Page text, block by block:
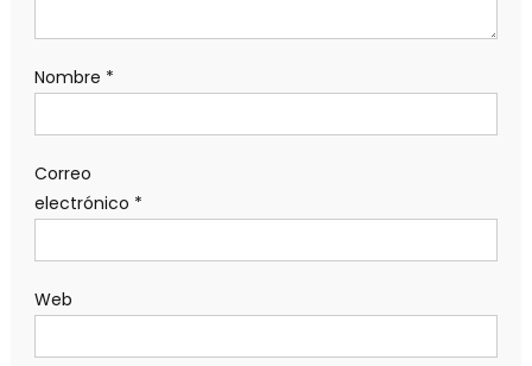
Nombre *
Correo
electrónico *
Web